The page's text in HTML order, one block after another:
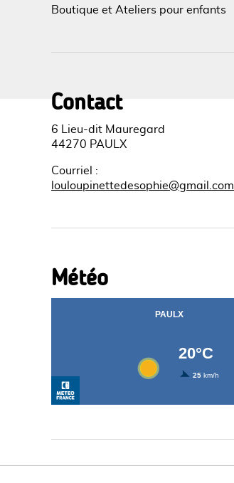
Boutique et Ateliers pour enfants
Contact
6 Lieu-dit Mauregard
44270 PAULX
Courriel
:
louloupinettedesophie@gmail.com
Météo